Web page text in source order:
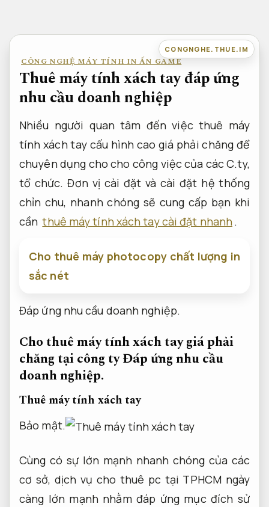
nội
dung
CONGNGHE.THUE.IM
CÔNG NGHỆ MÁY TÍNH IN ẤN GAME
Thuê máy tính xách tay đáp ứng
nhu cầu doanh nghiệp
Nhiều người quan tâm đến việc thuê máy
tính xách tay cấu hình cao giá phải chăng để
chuyên dụng cho cho công việc của các C.ty,
tổ chức. Đơn vị cài đặt và cài đặt hệ thống
chỉn chu, nhanh chóng sẽ cung cấp bạn khi
cần thuê máy tính xách tay cài đặt nhanh.
Cho thuê máy photocopy chất lượng in
sắc nét
Đáp ứng nhu cầu doanh nghiệp.
Cho thuê máy tính xách tay giá phải
chăng tại công tyĐáp ứng nhu cầu
doanh nghiệp.
Thuê máy tính xách tay
Bảo mật.
Cùng có sự lớn mạnh nhanh chóng của các
cơ sở, dịch vụ cho thuê pc tại TPHCM ngày
càng lớn mạnh nhằm đáp ứng mục đích sử